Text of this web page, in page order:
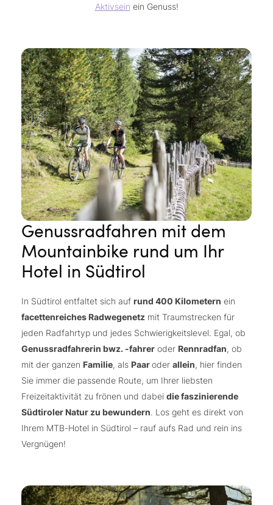
Aktivsein ein Genuss!
Genussradfahren mit dem
Mountainbike rund um Ihr
Hotel in Südtirol
In Südtirol entfaltet sich auf rund 400 Kilometern ein
facettenreiches Radwegenetz mit Traumstrecken für
jeden Radfahrtyp und jedes Schwierigkeitslevel. Egal, ob
Genussradfahrerin bwz. -fahrer oder Rennradfan, ob
mit der ganzen Familie, als Paaroder allein, hier finden
Sie immer die passende Route, um Ihrer liebsten
Freizeitaktivität zu frönen und dabei die faszinierende
Südtiroler Natur zu bewundern. Los geht es direkt von
Ihrem MTB-Hotel in Südtirol – rauf aufs Rad und rein ins
Vergnügen!